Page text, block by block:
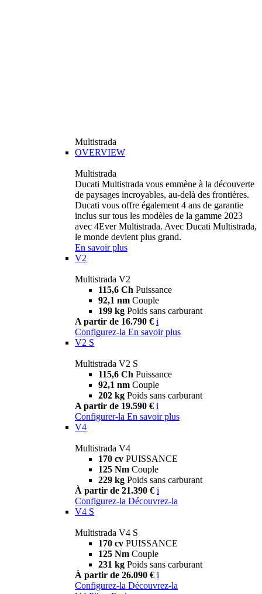
Multistrada
OVERVIEW
Multistrada
Ducati Multistrada vous emmène à la découverte
de paysages incroyables, au-delà des frontières.
Ducati vous offre également 4 ans de garantie
inclus sur tous les modèles de la gamme 2023
avec 4Ever Multistrada. Avec Ducati Multistrada,
le monde devient plus grand.
En savoir plus
V2
Multistrada V2
115,6 Ch Puissance
92,1 nm Couple
199 kg Poids sans carburant
A partir de 16.790 € i
Configurez-la En savoir plus
V2 S
Multistrada V2 S
115,6 Ch Puissance
92,1 nm Couple
202 kg Poids sans carburant
A partir de 19.590 € i
Configurer-la En savoir plus
V4
Multistrada V4
170 cv PUISSANCE
125 Nm Couple
229 kg Poids sans carburant
À partir de 21.390 € i
Configurez-la Découvrez-la
V4 S
Multistrada V4 S
170 cv PUISSANCE
125 Nm Couple
231 kg Poids sans carburant
À partir de 26.090 € i
Configurez-la Découvrez-la